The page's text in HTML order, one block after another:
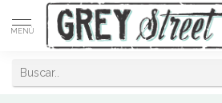
MENÚ